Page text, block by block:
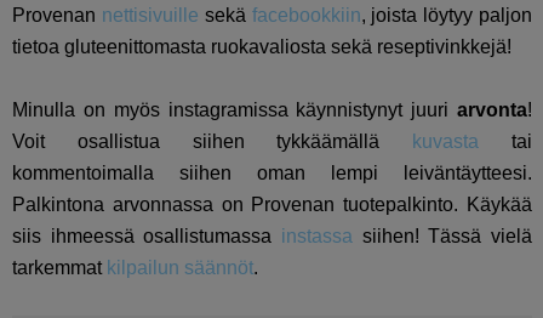
Provenan nettisivuille sekä facebookkiin, joista löytyy paljon
tietoa gluteenittomasta ruokavaliosta sekä reseptivinkkejä!
Minulla on myös instagramissa käynnistynyt juuriarvonta!
Voit osallistua siihen tykkäämällä
kuvasta tai
kommentoimalla siihen oman lempi leiväntäytteesi.
Palkintona arvonnassa on Provenan tuotepalkinto. Käykää
siis ihmeessä osallistumassa instassa siihen! Tässä vielä
tarkemmat kilpailun säännöt.